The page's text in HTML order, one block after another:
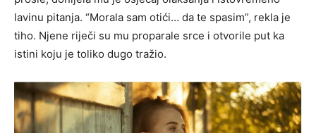
lavinu pitanja. “Morala sam otići… da te spasim”, rekla je
tiho. Njene riječi su mu proparale srce i otvorile put ka
istini koju je toliko dugo tražio.